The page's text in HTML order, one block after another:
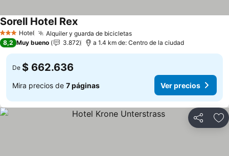
3 Estrellas
Hotel Alquiler y guarda de bicicletasVer precios
Sorell Hotel RexVer precios
8,2 Muy bueno 3.872 a 1.4 km de: Centro de la ciudad
De $ 662.636
Mira precios de 7 páginas Ver precios
Compartir